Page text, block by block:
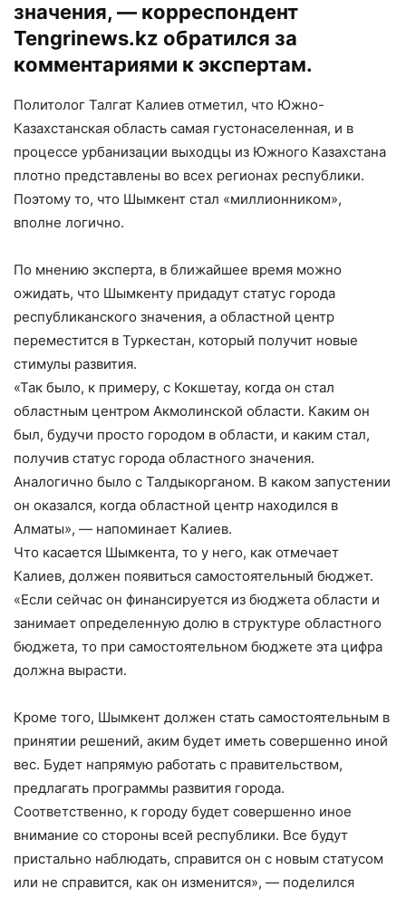
значения, — корреспондент
Tengrinews.kz обратился за
комментариями к экспертам.
Политолог Талгат Калиев отметил, что Южно-
Казахстанская область самая густонаселенная, и в
процессе урбанизации выходцы из Южного Казахстана
плотно представлены во всех регионах республики.
Поэтому то, что Шымкент стал «миллионником»,
вполне логично.
По мнению эксперта, в ближайшее время можно
ожидать, что Шымкенту придадут статус города
республиканского значения, а областной центр
переместится в Туркестан, который получит новые
стимулы развития.
«Так было, к примеру, с Кокшетау, когда он стал
областным центром Акмолинской области. Каким он
был, будучи просто городом в области, и каким стал,
получив статус города областного значения.
Аналогично было с Талдыкорганом. В каком запустении
он оказался, когда областной центр находился в
Алматы», — напоминает Калиев.
Что касается Шымкента, то у него, как отмечает
Калиев, должен появиться самостоятельный бюджет.
«Если сейчас он финансируется из бюджета области и
занимает определенную долю в структуре областного
бюджета, то при самостоятельном бюджете эта цифра
должна вырасти.
Кроме того, Шымкент должен стать самостоятельным в
принятии решений, аким будет иметь совершенно иной
вес. Будет напрямую работать с правительством,
предлагать программы развития города.
Соответственно, к городу будет совершенно иное
внимание со стороны всей республики. Все будут
пристально наблюдать, справится он с новым статусом
или не справится, как он изменится», — поделился